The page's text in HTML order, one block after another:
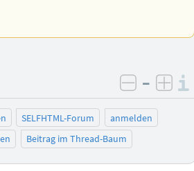
negativ
–
SELFHTML-Forum
anmelden
Beitrag im Thread-Baum